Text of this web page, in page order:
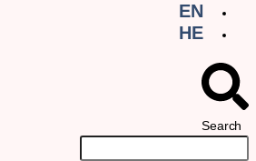
EN
HE
Search